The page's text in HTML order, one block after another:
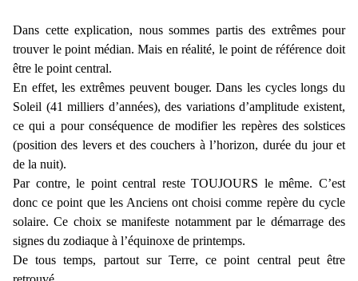
Dans cette explication, nous sommes partis des extrêmes pour
trouver le point médian. Mais en réalité, le point de référence doit
être le point central.
En effet, les extrêmes peuvent bouger. Dans les cycles longs du
Soleil (41 milliers d’années), des variations d’amplitude existent,
ce qui a pour conséquence de modifier les repères des solstices
(position des levers et des couchers à l’horizon, durée du jour et
de la nuit).
Par contre, le point central reste TOUJOURS le même. C’est
donc ce point que les Anciens ont choisi comme repère du cycle
solaire. Ce choix se manifeste notamment par le démarrage des
signes du zodiaque à l’équinoxe de printemps.
De tous temps, partout sur Terre, ce point central peut être